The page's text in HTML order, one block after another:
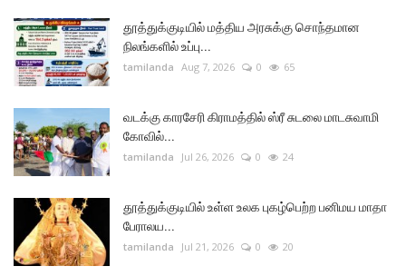
தூத்துக்குடியில் மத்திய அரசுக்கு சொந்தமான
நிலங்களில் உப்பு...
tamilanda Aug 7, 2026 0 65
வடக்கு காரசேரி கிராமத்தில் ஸ்ரீ சுடலை மாடசுவாமி
கோவில்...
tamilanda Jul 26, 2026 0 24
தூத்துக்குடியில் உள்ள உலக புகழ்பெற்ற பனிமய மாதா
பேராலய...
tamilanda Jul 21, 2026 0 20